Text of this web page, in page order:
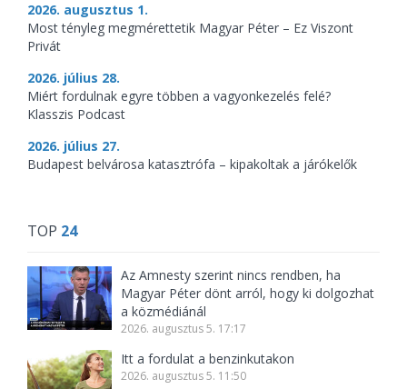
2026. augusztus 1.
Most tényleg megmérettetik Magyar Péter – Ez Viszont
Privát
2026. július 28.
Miért fordulnak egyre többen a vagyonkezelés felé?
Klasszis Podcast
2026. július 27.
Budapest belvárosa katasztrófa – kipakoltak a járókelők
TOP 24
Az Amnesty szerint nincs rendben, ha
Magyar Péter dönt arról, hogy ki dolgozhat
a közmédiánál
2026. augusztus 5. 17:17
Itt a fordulat a benzinkutakon
2026. augusztus 5. 11:50